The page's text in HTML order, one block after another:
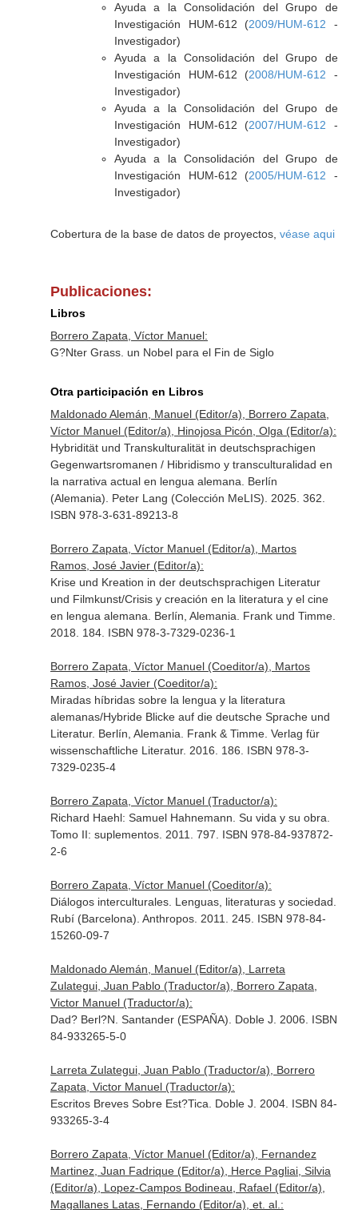
Ayuda a la Consolidación del Grupo de
Investigación HUM-612 (2009/HUM-612 -
Investigador)
Ayuda a la Consolidación del Grupo de
Investigación HUM-612 (2008/HUM-612 -
Investigador)
Ayuda a la Consolidación del Grupo de
Investigación HUM-612 (2007/HUM-612 -
Investigador)
Ayuda a la Consolidación del Grupo de
Investigación HUM-612 (2005/HUM-612 -
Investigador)
Cobertura de la base de datos de proyectos, véase aqui
Publicaciones:
Libros
Borrero Zapata, Víctor Manuel:
G?Nter Grass. un Nobel para el Fin de Siglo
Otra participación en Libros
Maldonado Alemán, Manuel (Editor/a), Borrero Zapata,
Víctor Manuel (Editor/a), Hinojosa Picón, Olga (Editor/a):
Hybridität und Transkulturalität in deutschsprachigen
Gegenwartsromanen / Hibridismo y transculturalidad en
la narrativa actual en lengua alemana. Berlín
(Alemania). Peter Lang (Colección MeLIS). 2025. 362.
ISBN 978-3-631-89213-8
Borrero Zapata, Víctor Manuel (Editor/a), Martos
Ramos, José Javier (Editor/a):
Krise und Kreation in der deutschsprachigen Literatur
und Filmkunst/Crisis y creación en la literatura y el cine
en lengua alemana. Berlín, Alemania. Frank und Timme.
2018. 184. ISBN 978-3-7329-0236-1
Borrero Zapata, Víctor Manuel (Coeditor/a), Martos
Ramos, José Javier (Coeditor/a):
Miradas híbridas sobre la lengua y la literatura
alemanas/Hybride Blicke auf die deutsche Sprache und
Literatur. Berlín, Alemania. Frank & Timme. Verlag für
wissenschaftliche Literatur. 2016. 186. ISBN 978-3-
7329-0235-4
Borrero Zapata, Víctor Manuel (Traductor/a):
Richard Haehl: Samuel Hahnemann. Su vida y su obra.
Tomo II: suplementos. 2011. 797. ISBN 978-84-937872-
2-6
Borrero Zapata, Víctor Manuel (Coeditor/a):
Diálogos interculturales. Lenguas, literaturas y sociedad.
Rubí (Barcelona). Anthropos. 2011. 245. ISBN 978-84-
15260-09-7
Maldonado Alemán, Manuel (Editor/a), Larreta
Zulategui, Juan Pablo (Traductor/a), Borrero Zapata,
Victor Manuel (Traductor/a):
Dad? Berl?N. Santander (ESPAÑA). Doble J. 2006. ISBN
84-933265-5-0
Larreta Zulategui, Juan Pablo (Traductor/a), Borrero
Zapata, Victor Manuel (Traductor/a):
Escritos Breves Sobre Est?Tica. Doble J. 2004. ISBN 84-
933265-3-4
Borrero Zapata, Víctor Manuel (Editor/a), Fernandez
Martinez, Juan Fadrique (Editor/a), Herce Pagliai, Silvia
(Editor/a), Lopez-Campos Bodineau, Rafael (Editor/a),
Magallanes Latas, Fernando (Editor/a), et. al.: